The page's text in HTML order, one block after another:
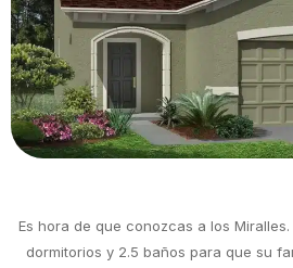
Es hora de que conozcas a los
dormitorios y 2.5 baños para que su